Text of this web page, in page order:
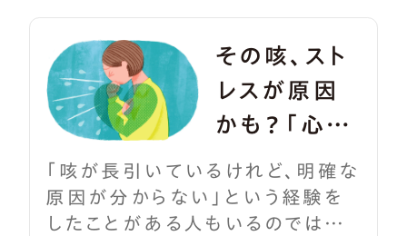
その咳、スト
レスが原因
かも？「心因
性咳嗽」チェ
ックリスト
「咳が長引いているけれど、明確な
原因が分からない」という経験を
したことがある人もいるのではな